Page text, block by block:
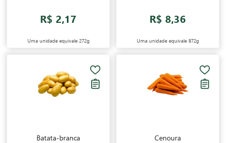
R$ 2,17
Uma unidade equivale 272g
R$ 8,36
Uma unidade equivale 872g
Batata-branca Cenoura